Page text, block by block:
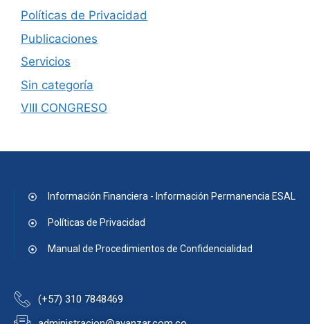
Políticas de Privacidad
Publicaciones
Servicios
Sin categoría
VIII CONGRESO
(+57) 310 7848469
Información Financiera - Información Permanencia ESAL
Políticas de Privacidad
Manual de Procedimientos de Confidencialidad